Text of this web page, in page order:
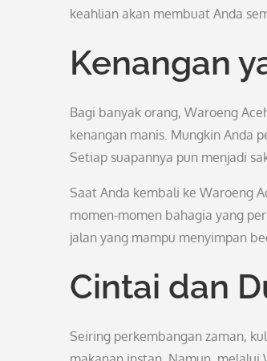
keahlian akan membuat Anda
Kenangan
Bagi banyak orang, Waroeng
kenangan manis. Mungkin Anda
Setiap suapannya pun menjadi
Saat Anda kembali ke Waroeng
momen-momen bahagia yang
jalan yang mampu menyimpan
Cintai dan
Seiring perkembangan zaman,